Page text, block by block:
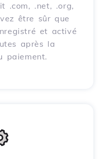
.com, .net, .org,
être sûr que
et activé
après la
paiement.